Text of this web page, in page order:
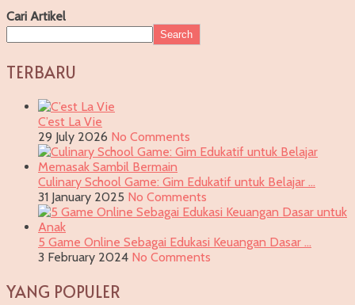
Cari Artikel
Search
TERBARU
C’est La Vie
29 July 2026 No Comments
Culinary School Game: Gim Edukatif untuk Belajar …
31 January 2025 No Comments
5 Game Online Sebagai Edukasi Keuangan Dasar …
3 February 2024 No Comments
YANG POPULER